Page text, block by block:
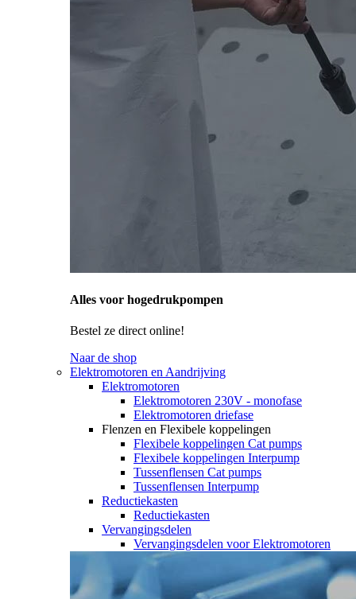
Alles voor hogedrukpompen
Bestel ze direct online!
Naar de shop
Elektromotoren en Aandrijving
Elektromotoren
Elektromotoren 230V - monofase
Elektromotoren driefase
Flenzen en Flexibele koppelingen
Flexibele koppelingen Cat pumps
Flexibele koppelingen Interpump
Tussenflensen Cat pumps
Tussenflensen Interpump
Reductiekasten
Reductiekasten
Vervangingsdelen
Vervangingsdelen voor Elektromotoren